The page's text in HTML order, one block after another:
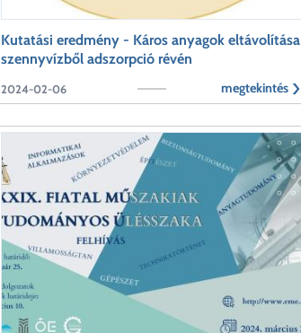
Kutatási eredmény - Káros anyagok eltávolítása
szennyvízből adszorpció révén
megtekintés
2024-02-06